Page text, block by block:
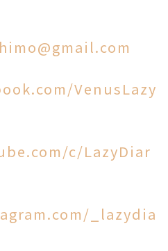
VenusLazy
c/LazyDiar
_lazydia